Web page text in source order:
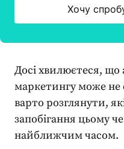
Хочу
Досі хвилюєтеся, що
маркетингуможе не
варто розглянути,
запобігання цьому
найближчим часом.